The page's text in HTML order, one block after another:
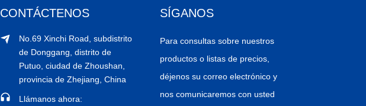
CONTÁCTENOS
No.69 Xinchi Road, subdistrito
de Donggang, distrito de
Putuo, ciudad de Zhoushan,
provincia de Zhejiang, China
Llámanos ahora:
SÍGANOS
Para consultas sobre nuestros
productos o listas de precios,
déjenos su correo electrónico y
nos comunicaremos con usted